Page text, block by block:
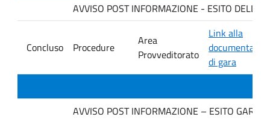
AVVISO POST INFORMAZIONE - ESITO DELLA
Concluso Procedure
Area
Provveditorato
Link alla
di gara
AVVISO POST INFORMAZIONE – ESITO GARA